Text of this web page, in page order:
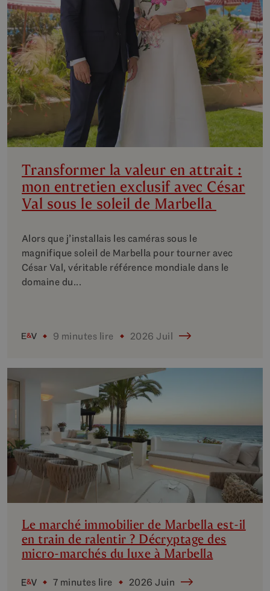
Transformer la valeur en attrait :
mon entretien exclusif avec César
Val sous le soleil de Marbella
Alors que j’installais les caméras sous le
magnifique soleil de Marbella pour tourner avec
César Val, véritable référence mondiale dans le
domaine du...
9 minutes lire 2026 Juil
Le marché immobilier de Marbella est-il
en train de ralentir ? Décryptage des
micro-marchés du luxe à Marbella
7 minutes lire 2026 Juin